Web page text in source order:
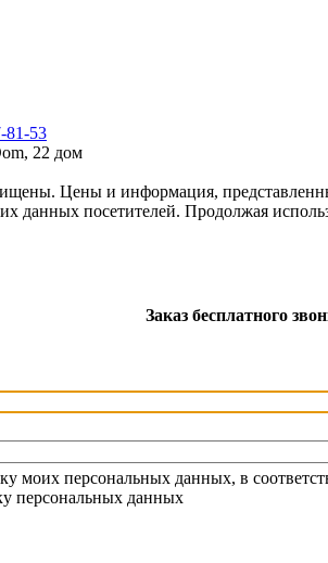
81-53
22 дом
Цены и информация,
данных посетителей. Продолжая
Заказ бесплатного
моих персональных данных, в
персональных данных